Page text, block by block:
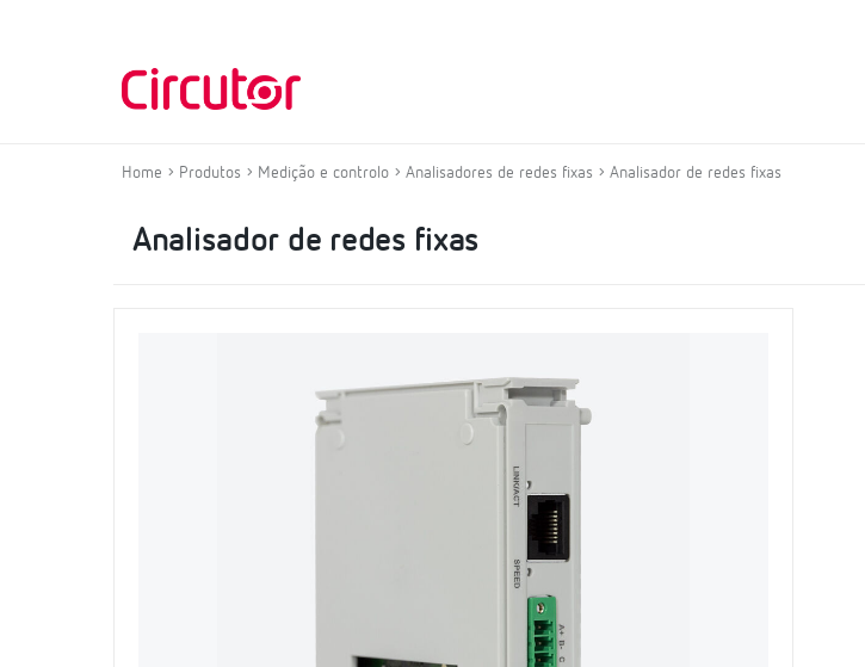
Home Produtos Medição e controlo Analisadores de redes fixas Analisador de redes fixas
Analisador de redes fixas